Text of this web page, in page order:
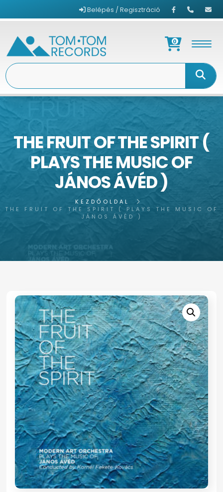
Belépés / Regisztráció
0
THE FRUIT OF THE SPIRIT (
PLAYS THE MUSIC OF
JÁNOS ÁVÉD )
KEZDŐOLDAL
THE FRUIT OF THE SPIRIT ( PLAYS THE MUSIC OF
JÁNOS ÁVÉD )